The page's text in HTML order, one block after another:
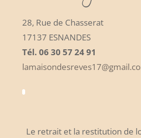
28, Rue de Chasserat
17137 ESNANDES
Tél. 06 30 57 24 91
Le retrait et la restitution de